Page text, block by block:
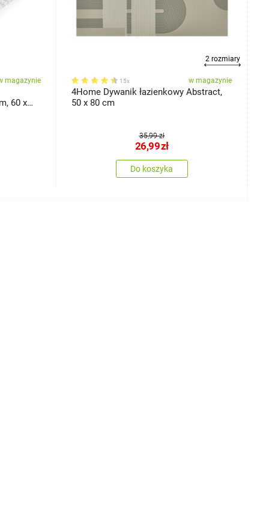
magazynie
60 x
2 rozmiary
15x w magazynie
4Home Dywanik łazienkowy Abstract,
50 x 80 cm
35,99 zł
26,99zł
Do koszyka